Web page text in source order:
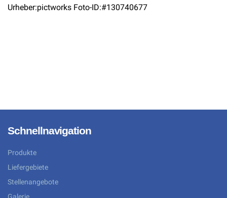
Urheber:pictworks Foto-ID:#130740677
Schnellnavigation
Produkte
Liefergebiete
Stellenangebote
Galerie